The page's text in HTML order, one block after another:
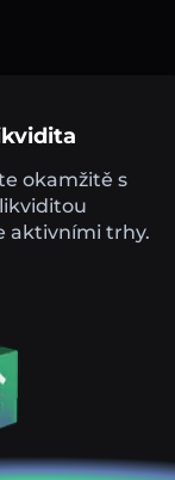
okamžitě s
aktivními trhy.